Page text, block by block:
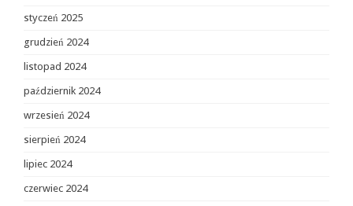
styczeń 2025
grudzień 2024
listopad 2024
październik 2024
wrzesień 2024
sierpień 2024
lipiec 2024
czerwiec 2024